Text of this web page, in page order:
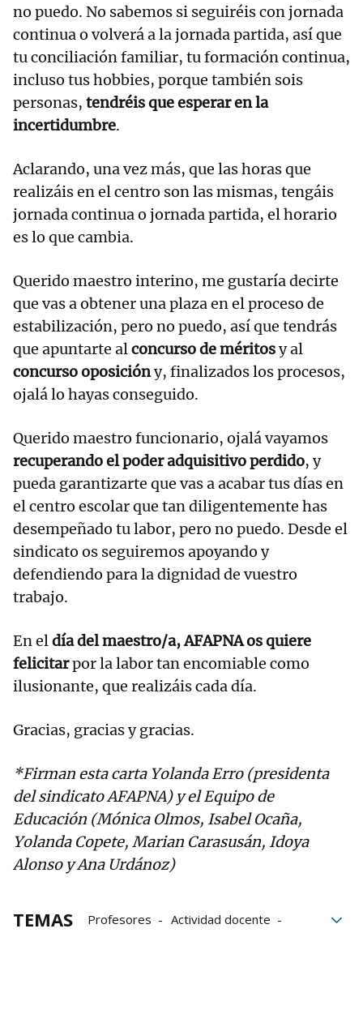
no puedo. No sabemos si seguiréis con jornada
continua o volverá a la jornada partida, así que
tu conciliación familiar, tu formación continua,
incluso tus hobbies, porque también sois
personas, tendréis que esperar en la
incertidumbre.
Aclarando, una vez más, que las horas que
realizáis en el centro son las mismas, tengáis
jornada continua o jornada partida, el horario
es lo que cambia.
Querido maestro interino, me gustaría decirte
que vas a obtener una plaza en el proceso de
estabilización, pero no puedo, así que tendrás
que apuntarte alconcurso de méritosy al
concurso oposicióny, finalizados los procesos,
ojalá lo hayas conseguido.
Querido maestro funcionario, ojalá vayamos
recuperando el poder adquisitivo perdido, y
pueda garantizarte que vas a acabar tus días en
el centro escolar que tan diligentemente has
desempeñado tu labor, pero no puedo. Desde el
sindicato os seguiremos apoyando y
defendiendo para la dignidad de vuestro
trabajo.
En eldía del maestro/a, AFAPNA os quiere
felicitarpor la labor tan encomiable como
ilusionante, que realizáis cada día.
Gracias, gracias y gracias.
*Firman esta carta Yolanda Erro (presidenta
del sindicato AFAPNA) y el Equipo de
Educación (Mónica Olmos, Isabel Ocaña,
Yolanda Copete, Marian Carasusán, Idoya
Alonso y Ana Urdánoz)
TEMAS Profesores
Actividad docente